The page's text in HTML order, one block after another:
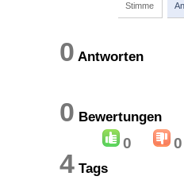
Stimme
0
0
0 0
4 Tags